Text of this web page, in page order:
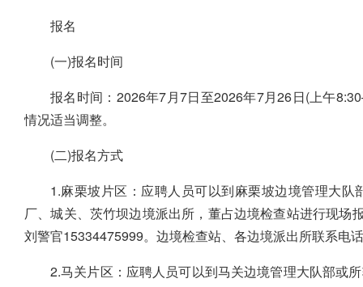
报名
(一)报名时间
报名时间：2026年7月7日至2026年7月26日(上午
情况适当调整。
(二)报名方式
1.麻栗坡片区：应聘人员可以到麻栗坡边境管理大
厂、城关、茨竹坝边境派出所，董占边境检查站进行现
刘警官15334475999。边境检查站、各边境派出所联系电
2.马关片区：应聘人员可以到马关边境管理大队部或